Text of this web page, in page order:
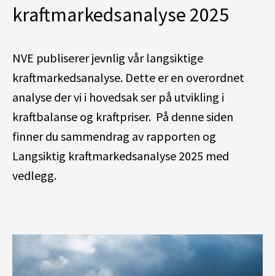
kraftmarkedsanalyse 2025
NVE publiserer jevnlig vår langsiktige
kraftmarkedsanalyse. Dette er en overordnet
analyse der vi i hovedsak ser på utvikling i
kraftbalanse og kraftpriser. På denne siden
finner du sammendrag av rapporten og
Langsiktig kraftmarkedsanalyse 2025 med
vedlegg.